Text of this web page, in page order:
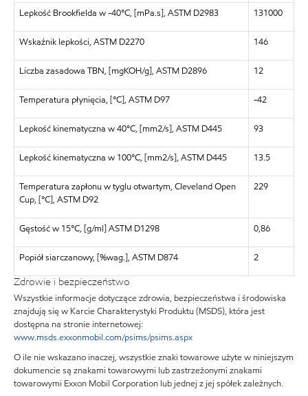
Lepkość Brookfielda w -40°C, [mPa.s], ASTM D2983 131000
Wskaźnik lepkości, ASTM D2270 146
Liczba zasadowa TBN, [mgKOH/g], ASTM D2896 12
Temperatura płynięcia, [°C], ASTM D97 -42
Lepkość kinematyczna w 40°C, [mm2/s], ASTM D445 93
Lepkość kinematyczna w 100°C, [mm2/s], ASTM D445 13.5
Temperatura zapłonu w tyglu otwartym, Cleveland Open
Cup, [°C], ASTM D92
229
Gęstość w 15°C, [g/ml] ASTM D1298 0,86
Popiół siarczanowy, [%wag.], ASTM D874 2
Zdrowie i bezpieczeństwo
Wszystkie informacje dotyczące zdrowia, bezpieczeństwa i środowiska
znajdują się w Karcie Charakterystyki Produktu (MSDS), która jest
dostępna na stronie internetowej:
www.msds.exxonmobil.com/psims/psims.aspx
O ile nie wskazano inaczej, wszystkie znaki towarowe użyte w niniejszym
dokumencie są znakami towarowymi lub zastrzeżonymi znakami
towarowymi Exxon Mobil Corporation lub jednej z jej spółek zależnych.